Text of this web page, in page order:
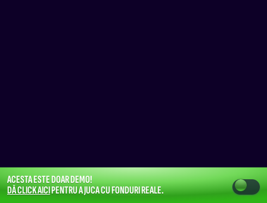
ACESTA ESTE DOAR DEMO!
DĂ CLICK AICIPENTRU A JUCA CU FONDURI REALE.